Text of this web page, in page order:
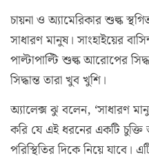
চায়না ও অ্যামেরিকার শুল্ক
সাধারণ মানুষ। সাংহাইয়ের
পাল্টাপাল্টি শুল্ক আরোপের
সিদ্ধান্ত তারা খুব খুশি।
অ্যালেক্স ঝু বলেন, ‘সাধারণ
করি যে এই ধরনের একটি
পরিস্থিতির দিকে নিয়ে